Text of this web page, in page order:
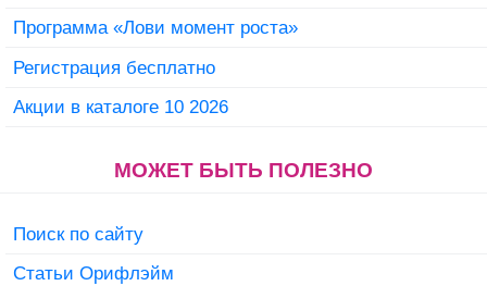
Программа «Лови момент роста»
Регистрация бесплатно
Акции в каталоге 10 2026
МОЖЕТ БЫТЬ ПОЛЕЗНО
Поиск по сайту
Статьи Орифлэйм